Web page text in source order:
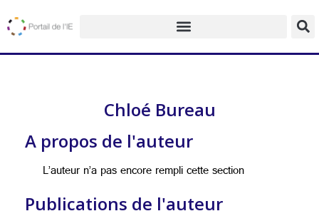
Chloé Bureau
A propos de l'auteur
L’auteur n’a pas encore rempli cette section
Publications de l'auteur